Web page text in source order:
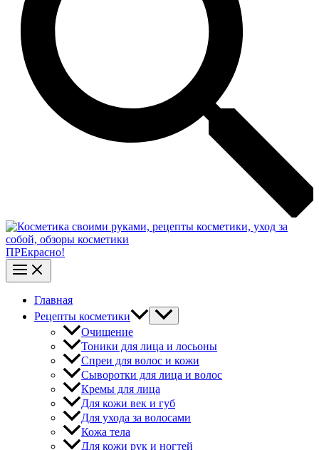
ПРЕкрасно!
Главная
Рецепты косметики
Очищение
Тоники для лица и лосьоны
Спреи для волос и кожи
Сыворотки для лица и волос
Кремы для лица
Для кожи век и губ
Для ухода за волосами
Кожа тела
Для кожи рук и ногтей